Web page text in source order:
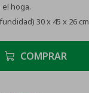
hoga.
30 x 45 x 26 cm
COMPRAR